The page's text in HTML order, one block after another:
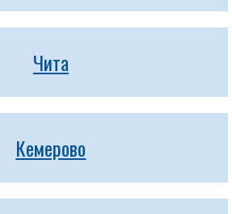
Чита
Кемерово